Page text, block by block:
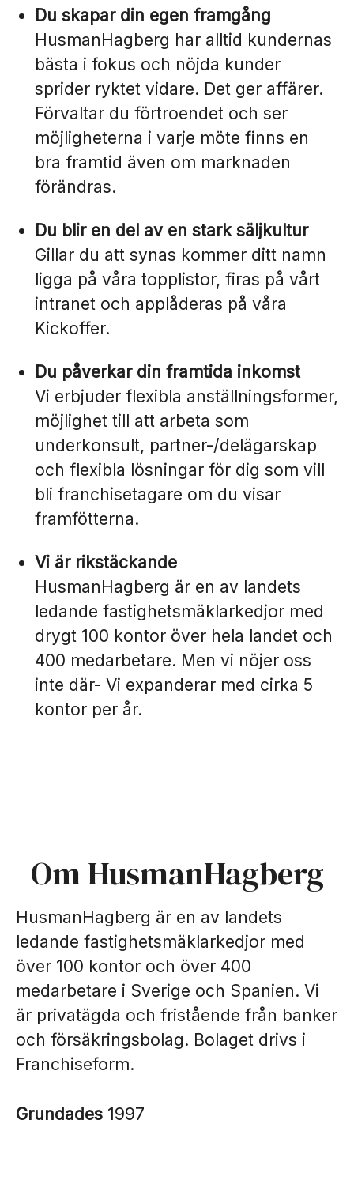
Du skapar din egen framgång
HusmanHagberg har alltid kundernas
bästa i fokus och nöjda kunder
sprider ryktet vidare. Det ger affärer.
Förvaltar du förtroendet och ser
möjligheterna i varje möte finns en
bra framtid även om marknaden
förändras.
Du blir en del av en stark säljkultur
Gillar du att synas kommer ditt namn
ligga på våra topplistor, firas på vårt
intranet och applåderas på våra
Kickoffer.
Du påverkar din framtida inkomst
Vi erbjuder flexibla anställningsformer,
möjlighet till att arbeta som
underkonsult, partner-/delägarskap
och flexibla lösningar för dig som vill
bli franchisetagare om du visar
framfötterna.
Vi är rikstäckande
HusmanHagberg är en av landets
ledande fastighetsmäklarkedjor med
drygt 100 kontor över hela landet och
400 medarbetare. Men vi nöjer oss
inte där- Vi expanderar med cirka 5
kontor per år.
Om HusmanHagberg
HusmanHagberg är en av landets
ledande fastighetsmäklarkedjor med
över 100 kontor och över 400
medarbetare i Sverige och Spanien. Vi
är privatägda och fristående från banker
och försäkringsbolag. Bolaget drivs i
Franchiseform.
Grundades 1997